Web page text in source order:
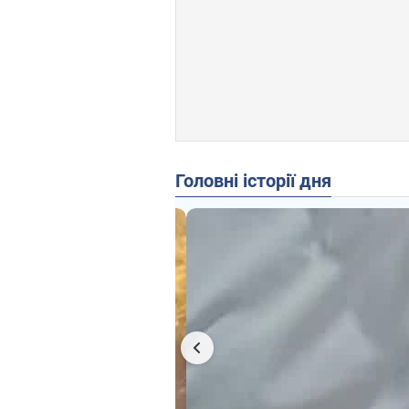
Головні історії дня